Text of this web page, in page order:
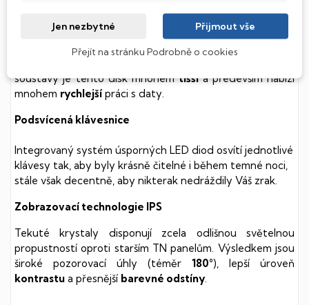
diskem, který na rozdíl od starších magnetických HDD
(Hard Disk Drive) disků nedisponuje žádnými pohyblivými
součástmi a je tak mnohem méně náchylný
soustavy je tento disk mnohemtiššía především nabízí
mnohem rychlejší práci s daty.
Podsvícená klávesnice
Integrovaný systém úsporných LED diod osvítí jednotlivé
klávesy tak, aby byly krásně čitelné i během temné noci,
stále však decentně, aby nikterak nedráždily Váš zrak.
Zobrazovací technologie IPS
Tekuté krystaly disponují zcela odlišnou světelnou
propustností oproti starším TN panelům. Výsledkem jsou
široké pozorovací úhly (téměr 180°), lepší úroveň
kontrastu a přesnější barevné odstíny
Jen nezbytné Přijmout vše
Přejít na stránku Podrobně o cookies